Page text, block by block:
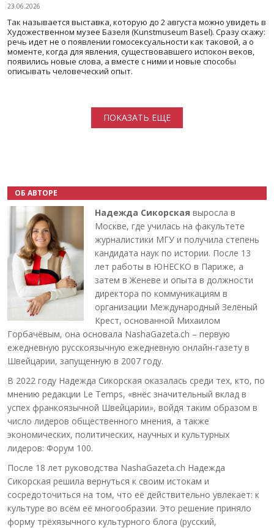
23.06.2026
Так называется выставка, которую до 2 августа можно увидеть в
Художественном музее Базеля (Kunstmuseum Basel). Сразу скажу:
речь идет не о появлении гомосексуальности как таковой, а о
моменте, когда для явления, существовавшего испокон веков,
появились новые слова, а вместе с ними и новые способы
описывать человеческий опыт.
ПОКАЗАТЬ ЕЩЕ
ОБ АВТОРЕ
Надежда Сикорская выросла в
Москве, где училась на факультете
журналистики МГУ и получила степень
кандидата наук по истории. После 13
лет работы в ЮНЕСКО в Париже, а
затем в Женеве и опыта в должности
директора по коммуникациям в
организации Международный Зелёный
Крест, основанной Михаилом
Горбачёвым, она основала NashaGazeta.ch – первую
ежедневную русскоязычную ежедневную онлайн-газету в
Швейцарии, запущенную в 2007 году.
В 2022 году Надежда Сикорская оказалась среди тех, кто, по
мнению редакции Le Temps, «внёс значительный вклад в
успех франкоязычной Швейцарии», войдя таким образом в
число лидеров общественного мнения, а также
экономических, политических, научных и культурных
лидеров: Форум 100.
После 18 лет руководства NashaGazeta.ch Надежда
Сикорская решила вернуться к своим истокам и
сосредоточиться на том, что её действительно увлекает: к
культуре во всём её многообразии. Это решение приняло
форму трёхязычного культурного блога (русский,